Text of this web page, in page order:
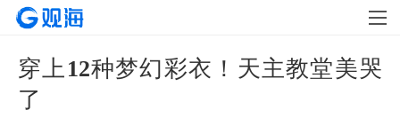
穿上12种梦幻彩衣！天主教堂美哭
了